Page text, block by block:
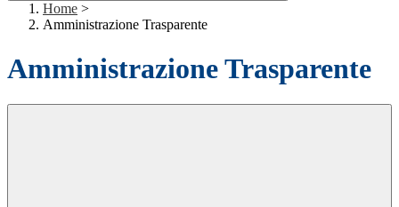
Home >
Amministrazione Trasparente
Amministrazione Trasparente